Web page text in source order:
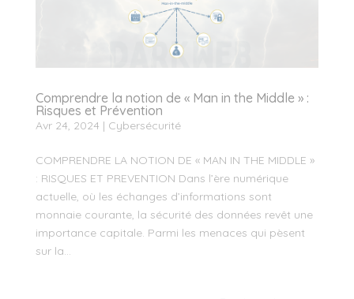
Comprendre la notion de « Man in the Middle » :
Risques et Prévention
Avr 24, 2024 | Cybersécurité
COMPRENDRE LA NOTION DE « MAN IN THE MIDDLE »
: RISQUES ET PREVENTION Dans l’ère numérique
actuelle, où les échanges d’informations sont
monnaie courante, la sécurité des données revêt une
importance capitale. Parmi les menaces qui pèsent
sur la...